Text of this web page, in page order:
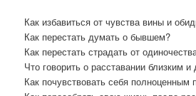
Как избавиться от чувства вины и
Как перестать думать о бывшем?
Как перестать страдать от
Что говорить о расставании близким и
Как почувствовать себя полноценным